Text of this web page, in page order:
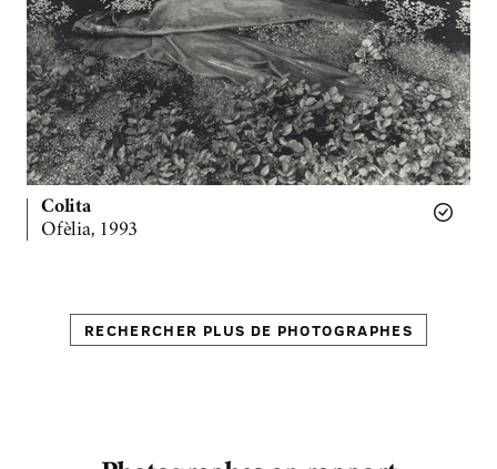
Colita
Ofèlia, 1993
RECHERCHER PLUS DE PHOTOGRAPHES